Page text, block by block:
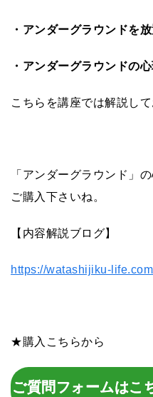
・アンダーグラウンドを
・アンダーグラウンドの
こちらを講座では解説して
「アンダーグラウンド」
ご購入下さいね。
【内容解説ブログ】
https://watashijiku-
★購入こちらから
ご質問フォームはこ